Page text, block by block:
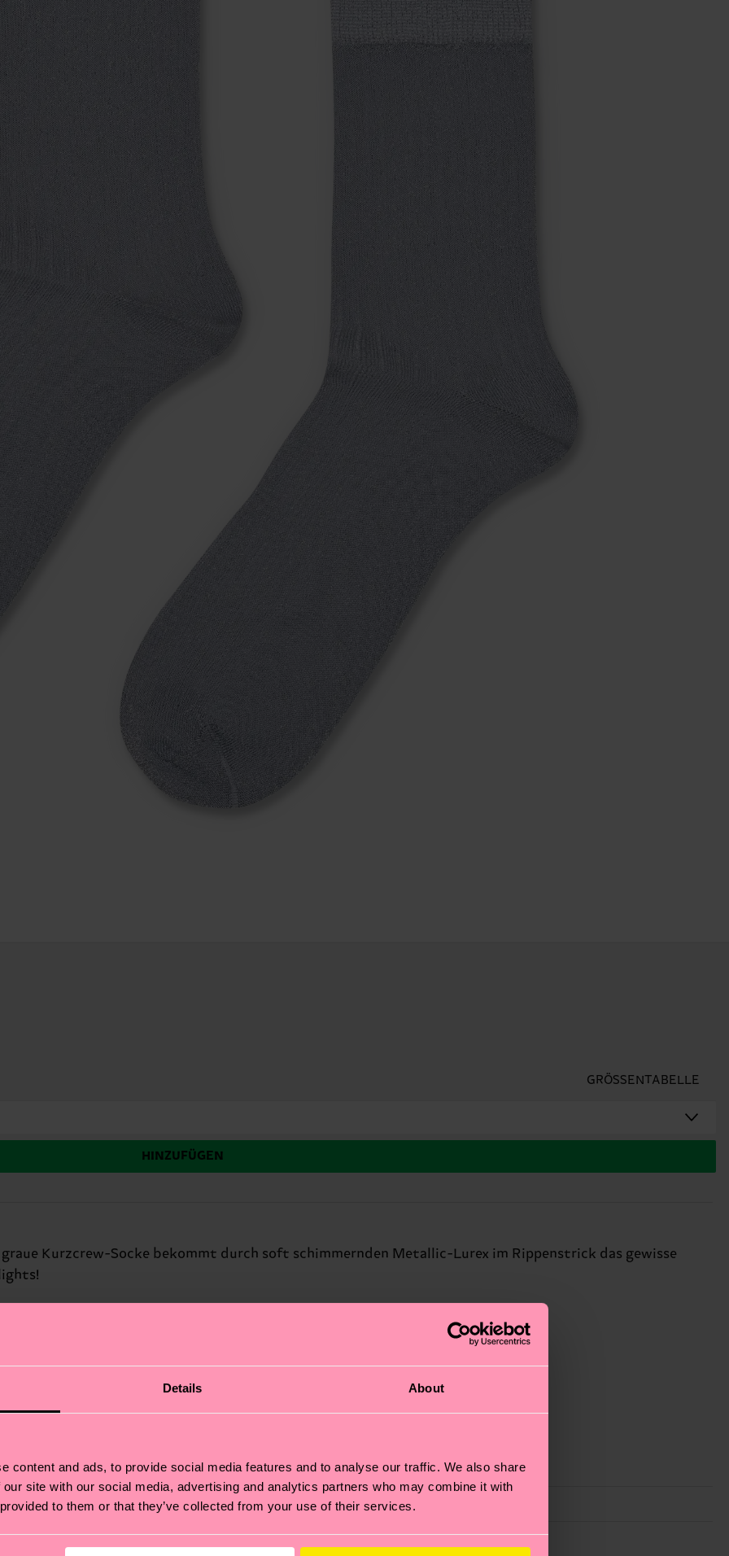
Details About
content and ads, to provide social media features and to analyse our traffic. We also share
site with our social media, advertising and analytics partners who may combine it with
to them or that they’ve collected from your use of their services.
GRÖSSENTABELLE
HINZUFÜGEN
Kurzcrew-Socke bekommt durch soft schimmernden Metallic-Lurex im Rippenstrick das gewisse